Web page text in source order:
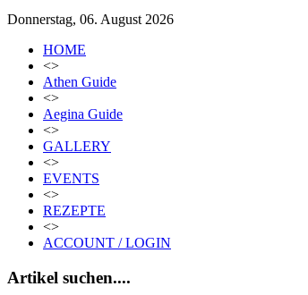
Donnerstag, 06. August 2026
HOME
<>
Athen Guide
<>
Aegina Guide
<>
GALLERY
<>
EVENTS
<>
REZEPTE
<>
ACCOUNT / LOGIN
Artikel suchen....